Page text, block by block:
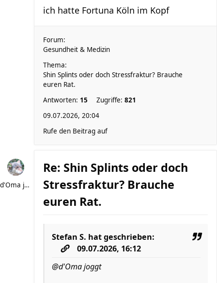
ich hatte Fortuna Köln im Kopf
Forum:
Gesundheit & Medizin
Thema:
Shin Splints oder doch Stressfraktur? Brauche
euren Rat.
Antworten: 15 Zugriffe: 821
09.07.2026, 20:04
Rufe den Beitrag auf
d'Oma joggt
Re: Shin Splints oder doch
Stressfraktur? Brauche
euren Rat.
Stefan S. hat geschrieben:
09.07.2026, 16:12
@d'Oma joggt